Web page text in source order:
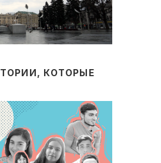
КОТОРЫЕ